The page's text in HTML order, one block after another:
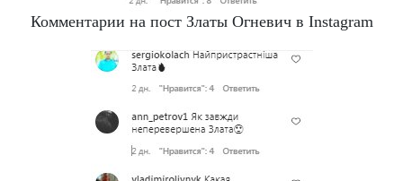
Комментарии на пост Златы Огневич в Instagram